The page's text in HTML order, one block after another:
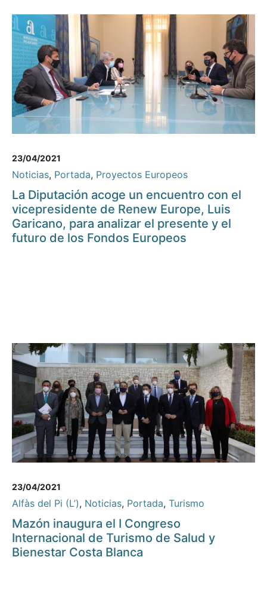
23/04/2021
Noticias, Portada, Proyectos Europeos
La Diputación acoge un encuentro con el
vicepresidente de Renew Europe, Luis
Garicano, para analizar el presente y el
futuro de los Fondos Europeos
23/04/2021
Alfàs del Pi (L’), Noticias, Portada, Turismo
Mazón inaugura el I Congreso
Internacional de Turismo de Salud y
Bienestar Costa Blanca